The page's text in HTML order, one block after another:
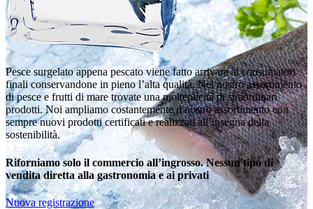
Pesce surgelato appena pescato viene fatto arrivare ai consumatori
finali conservandone in pieno l’alta qualità. Nel nostro assortimento
di pesce e frutti di mare trovate una molteplicità di straordinari
prodotti. Noi ampliamo costantemente il nostro assortimento con
sempre nuovi prodotti certificati e realizzati all’insegna della
sostenibilità.
Riforniamo solo il commercio all’ingrosso. Nessun tipo di
vendita diretta alla gastronomia e ai privati
Nuova registrazione